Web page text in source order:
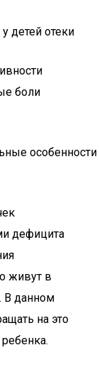
детей отеки
боли
особенности
дефицита
живут в
В данном
на это